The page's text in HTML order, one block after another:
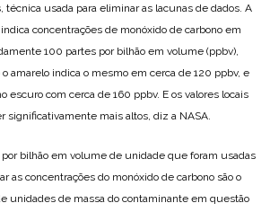
técnica usada para eliminar as lacunas de dados. A
concentrações de monóxido de carbono em
100 partes por bilhão em volume (ppbv),
amarelo indica o mesmo em cerca de 120 ppbv, e
escuro com cerca de 160 ppbv. E os valores locais
significativamente mais altos, diz a NASA.
bilhão em volume de unidade que foram usadas
as concentrações do monóxido de carbono são o
unidades de massa do contaminante em questão